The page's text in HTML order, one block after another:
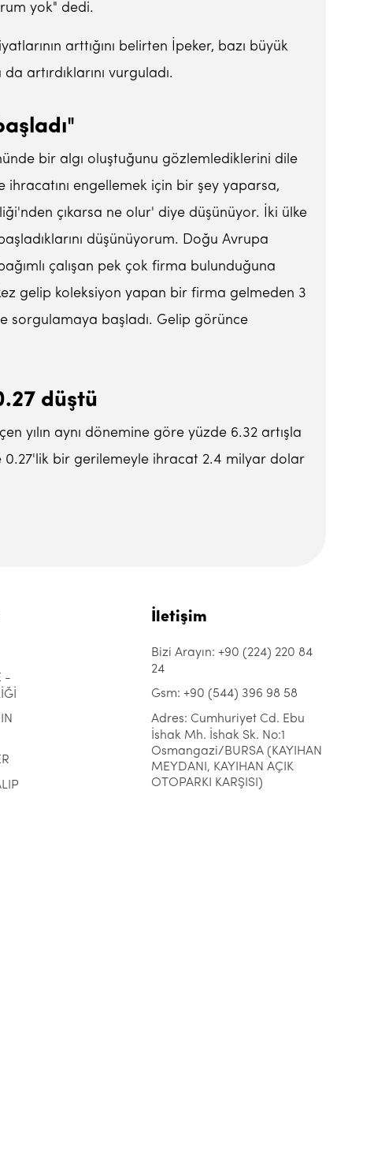
yok" dedi.
arttığını belirten İpeker, bazı büyük
artırdıklarını vurguladı.
bir algı oluştuğunu gözlemlediklerini dile
ihracatını engellemek için bir şey yaparsa,
çıkarsa ne olur' diye düşünüyor. İki ülke
düşünüyorum. Doğu Avrupa
çalışan pek çok firma bulunduğuna
gelip koleksiyon yapan bir firma gelmeden 3
sorgulamaya başladı. Gelip görünce
düştü
yılın aynı dönemine göre yüzde 6.32 artışla
0.27'lik bir gerilemeyle ihracat 2.4 milyar dolar
-
İletişim
Bizi Arayın: +90 (224) 220 84
24
Gsm: +90 (544) 396 98 58
Adres: Cumhuriyet Cd. Ebu
İshak Mh. İshak Sk. No:1
Osmangazi/BURSA (KAYIHAN
MEYDANI, KAYIHAN AÇIK
OTOPARKI KARŞISI)